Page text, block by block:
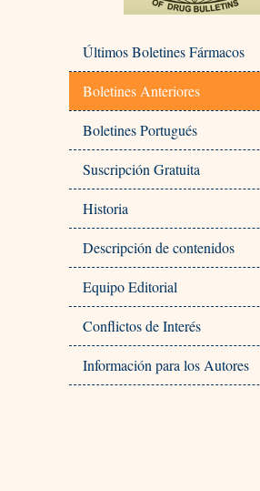
Últimos Boletines Fármacos
Boletines Anteriores
Boletines Portugués
Suscripción Gratuita
Historia
Descripción de contenidos
Equipo Editorial
Conflictos de Interés
Información para los Autores